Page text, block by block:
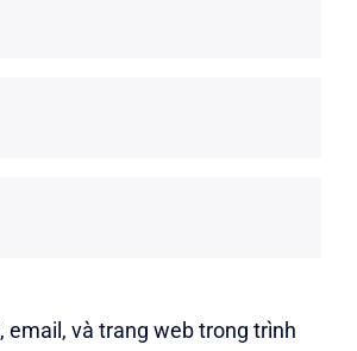
email, và trang web trong trình